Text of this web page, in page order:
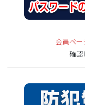
会員ペ
確認